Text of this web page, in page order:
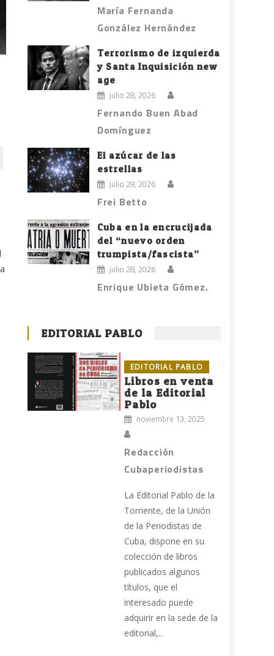
María Fernanda
González Hernández
Terrorismo de izquierda
y Santa Inquisición new
age
julio 28, 2026
Fernando Buen Abad
Domínguez
El azúcar de las
estrellas
julio 28, 2026
Frei Betto
Cuba en la encrucijada
del “nuevo orden
trumpista/fascista”
julio 28, 2026
Enrique Ubieta Gómez.
EDITORIAL PABLO
EDITORIAL PABLO
Libros en venta
de la Editorial
Pablo
noviembre 13, 2025
Redacción
Cubaperiodistas
La Editorial Pablo de la
Torriente, de la Unión
de la Periodistas de
Cuba, dispone en su
colección de libros
publicados algunos
títulos, que el
interesado puede
adquirir en la sede de la
editorial,...